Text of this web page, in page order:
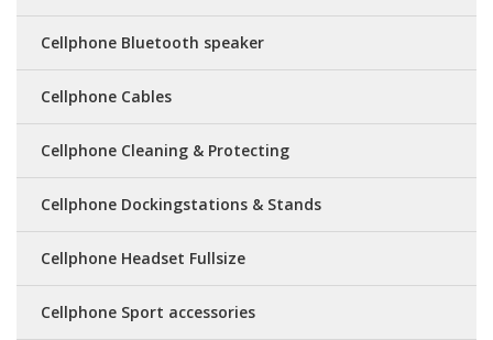
Cellphone Bluetooth speaker
Cellphone Cables
Cellphone Cleaning & Protecting
Cellphone Dockingstations & Stands
Cellphone Headset Fullsize
Cellphone Sport accessories